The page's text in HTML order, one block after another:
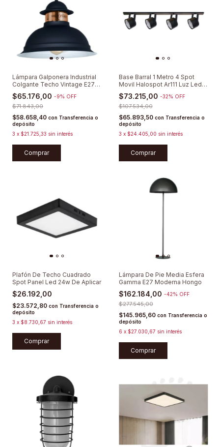
Lámpara Galponera Industrial
Colgante Techo Vintage E27
Deco
$65.176,00 -9% OFF
$71.843,00
$58.658,40 con Transferencia o
depósito
3 x $21.725,33 sin interés
Comprar
Base Barral 1 Metro 4 Spot
Movil Halospot Ar111 Luz Led
Eco
$73.215,00 -32% OFF
$107.534,00
$65.893,50 con Transferencia o
depósito
3 x $24.405,00 sin interés
Comprar
Plafón De Techo Cuadrado
Spot Panel Led 24w De Aplicar
$26.192,00
$23.572,80 con Transferencia o
depósito
3 x $8.730,67 sin interés
Comprar
Lámpara De Pie Media Esfera
Gamma E27 Moderna Hongo
$162.184,00 -42% OFF
$277.545,00
$145.965,60 con Transferencia o
depósito
6 x $27.030,67 sin interés
Comprar